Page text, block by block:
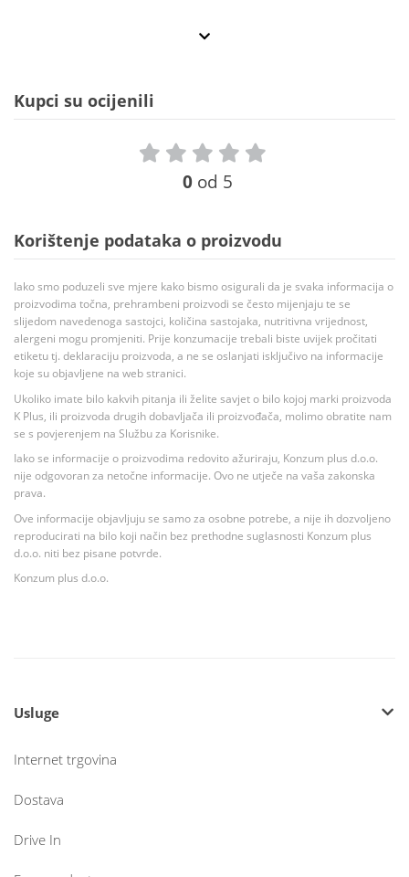
Kupci su ocijenili
0 od 5
Korištenje podataka o proizvodu
Iako smo poduzeli sve mjere kako bismo osigurali da je svaka informacija o
proizvodima točna, prehrambeni proizvodi se često mijenjaju te se
slijedom navedenoga sastojci, količina sastojaka, nutritivna vrijednost,
alergeni mogu promjeniti. Prije konzumacije trebali biste uvijek pročitati
etiketu tj. deklaraciju proizvoda, a ne se oslanjati isključivo na informacije
koje su objavljene na web stranici.
Ukoliko imate bilo kakvih pitanja ili želite savjet o bilo kojoj marki proizvoda
K Plus, ili proizvoda drugih dobavljača ili proizvođača, molimo obratite nam
se s povjerenjem na Službu za Korisnike.
Iako se informacije o proizvodima redovito ažuriraju, Konzum plus d.o.o.
nije odgovoran za netočne informacije. Ovo ne utječe na vaša zakonska
prava.
Ove informacije objavljuju se samo za osobne potrebe, a nije ih dozvoljeno
reproducirati na bilo koji način bez prethodne suglasnosti Konzum plus
d.o.o. niti bez pisane potvrde.
Konzum plus d.o.o.
Usluge
Internet trgovina
Dostava
Drive In